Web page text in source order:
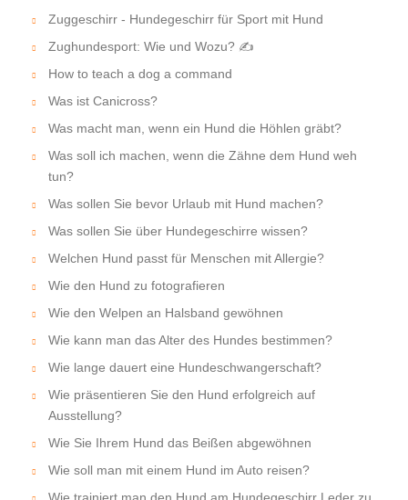
Zuggeschirr - Hundegeschirr für Sport mit Hund
Zughundesport: Wie und Wozu? ✍
How to teach a dog a command
Was ist Canicross?
Was macht man, wenn ein Hund die Höhlen gräbt?
Was soll ich machen, wenn die Zähne dem Hund weh
tun?
Was sollen Sie bevor Urlaub mit Hund machen?
Was sollen Sie über Hundegeschirre wissen?
Welchen Hund passt für Menschen mit Allergie?
Wie den Hund zu fotografieren
Wie den Welpen an Halsband gewöhnen
Wie kann man das Alter des Hundes bestimmen?
Wie lange dauert eine Hundeschwangerschaft?
Wie präsentieren Sie den Hund erfolgreich auf
Ausstellung?
Wie Sie Ihrem Hund das Beißen abgewöhnen
Wie soll man mit einem Hund im Auto reisen?
Wie trainiert man den Hund am Hundegeschirr Leder zu